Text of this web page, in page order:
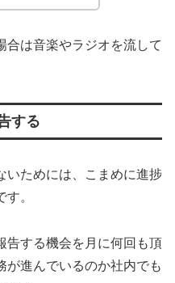
合は音楽やラジオを流して
する
いためには、こまめに進捗
。
告する機会を月に何回も頂
が進んでいるのか社内でも